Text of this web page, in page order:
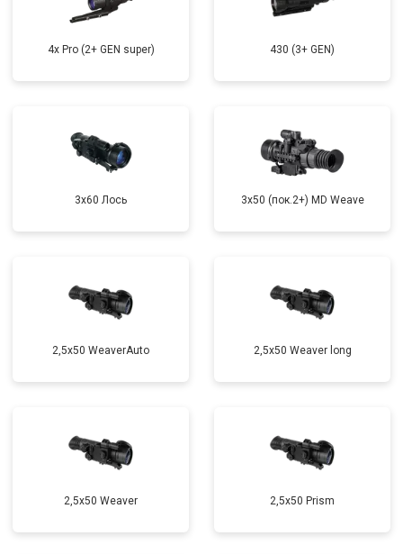
4x Pro (2+ GEN super) 430 (3+ GEN)
3x60 Лось 3x50 (пок.2+) MD Weave
2,5x50 WeaverAuto 2,5x50 Weaver long
2,5x50 Weaver 2,5x50 Prism